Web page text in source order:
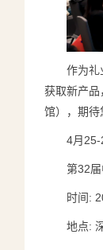
作为礼
获取新产
馆），期待
4月25-
第32
时间:
地点: